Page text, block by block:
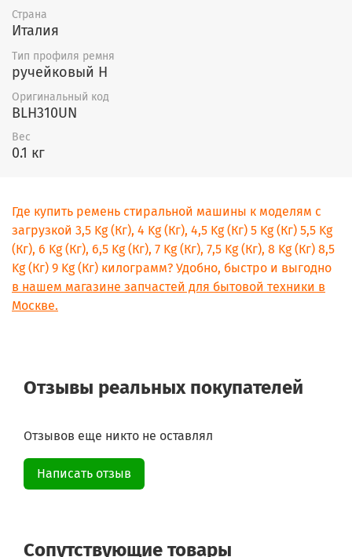
Страна
Италия
Тип профиля ремня
ручейковый H
Оригинальный код
BLH310UN
Вес
0.1 кг
Где купить ремень стиральной машины к моделям с
загрузкой 3,5 Kg (Кг), 4 Kg (Кг), 4,5 Kg (Кг) 5 Kg (Кг) 5,5 Kg
(Кг), 6 Kg (Кг), 6,5 Kg (Кг), 7 Kg (Кг), 7,5 Kg (Кг), 8 Kg (Кг) 8,5
Kg (Кг) 9 Kg (Кг) килограмм? Удобно, быстро и выгодно
в нашем магазине запчастей для бытовой техники в
Москве.
Отзывы реальных покупателей
Отзывов еще никто не оставлял
Написать отзыв
Сопутствующие товары